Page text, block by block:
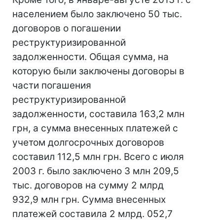
населением было заключено 50 тыс.
договоров о погашении
реструктуризированной
задолженности. Общая сумма, на
которую были заключены договоры в
части погашения
реструктуризированной
задолженности, составила 163,2 млн
грн, а сумма внесенных платежей с
учетом долгосрочных договоров
составил 112,5 млн грн. Всего с июля
2003 г. было заключено 3 млн 209,5
тыс. договоров на сумму 2 млрд
932,9 млн грн. Сумма внесенных
платежей составила 2 млрд. 052,7